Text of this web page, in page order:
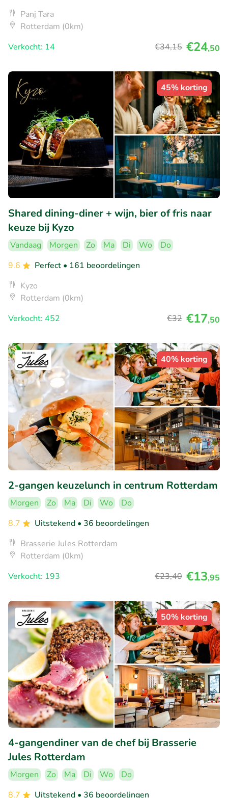
Panj Tara
Rotterdam (0km)
Verkocht: 14
€34,15 €24,50
45% korting
Shared dining-diner + wijn, bier of fris naar
keuze bij Kyzo
Vandaag Morgen Zo Ma Di Wo
Do
9.6
Perfect • 161 beoordelingen
Kyzo
Rotterdam (0km)
Verkocht: 452
€32 €17,50
40% korting
2-gangen keuzelunch in centrum Rotterdam
Morgen Zo Ma Di Wo
Do
8.7
Uitstekend • 36 beoordelingen
Brasserie Jules Rotterdam
Rotterdam (0km)
Verkocht: 193
€23,40 €13,95
50% korting
4-gangendiner van de chef bij Brasserie
Jules Rotterdam
Morgen Zo Ma Di Wo
Do
8.7
Uitstekend • 36 beoordelingen